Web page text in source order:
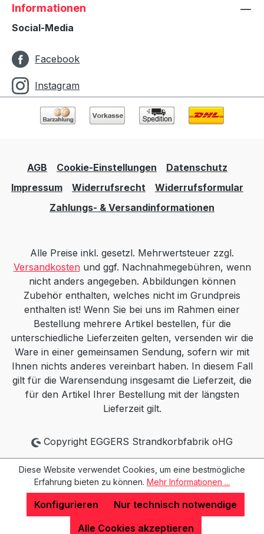
Informationen
Social-Media
Facebook
Instagram
AGB Cookie-Einstellungen
Datenschutz
Impressum
Widerrufsrecht
Widerrufsformular
Zahlungs- & Versandinformationen
Alle Preise inkl. gesetzl. Mehrwertsteuer zzgl.
Versandkostenund ggf. Nachnahmegebühren, wenn
nicht anders angegeben. Abbildungen können
Zubehör enthalten, welches nicht im Grundpreis
enthalten ist! Wenn Sie bei uns im Rahmen einer
Bestellung mehrere Artikel bestellen, für die
unterschiedliche Lieferzeiten gelten, versenden wir die
Ware in einer gemeinsamen Sendung, sofern wir mit
Ihnen nichts anderes vereinbart haben. In diesem Fall
gilt für die Warensendung insgesamt die Lieferzeit, die
für den Artikel Ihrer Bestellung mit der längsten
Lieferzeit gilt.
Copyright EGGERS Strandkorbfabrik oHG
Diese Website verwendet Cookies, um eine bestmögliche
Erfahrung bieten zu können. Mehr Informationen ...
Nur technisch notwendige
Konfigurieren
Alle Cookies akzeptieren